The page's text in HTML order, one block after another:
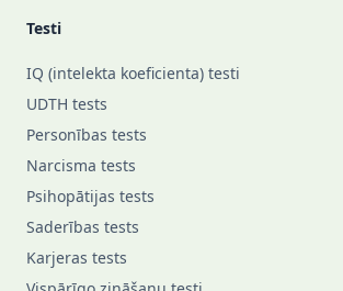
Testi
IQ (intelekta koeficienta) testi
UDTH tests
Personības tests
Narcisma tests
Psihopātijas tests
Saderības tests
Karjeras tests